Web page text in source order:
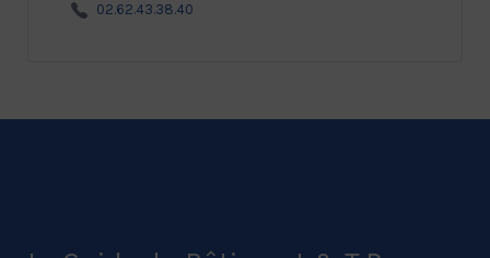
02.62.43.38.40